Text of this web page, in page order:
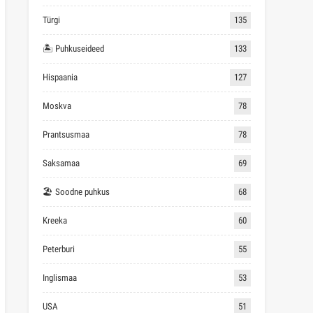
Türgi 135
🏝 Puhkuseideed 133
Hispaania 127
Moskva 78
Prantsusmaa 78
Saksamaa 69
🏖 Soodne puhkus 68
Kreeka 60
Peterburi 55
Inglismaa 53
USA 51